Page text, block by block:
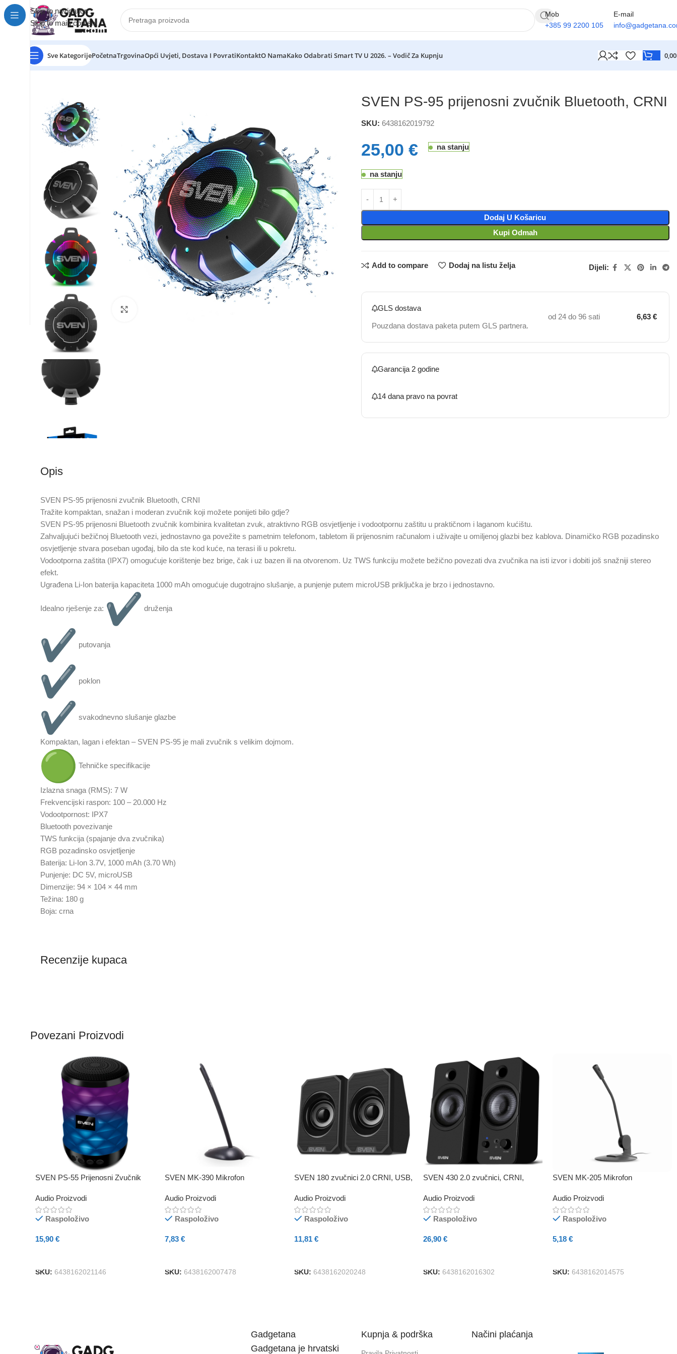
Skip to navigation
Skip to main content
Mob
+385 99 2200 105
E-mail
Sve KategorijePočetnaTrgovinaOpći Uvjeti, Dostava I PovratiKontaktO NamaKako Odabrati Smart TV U 2026. – Vodič Za Kupnju
Početna Elektronika
SVEN PS-95 prijenosni zvučnik Bluetooth, CRNI
SKU: 6438162019792
25,00 € na stanju
na stanju
Dodaj U Košaricu
Kupi Odmah
Add to compare Dodaj na listu želja Dijeli:
GLS dostava
Pouzdana dostava paketa putem GLS partnera.
od 24 do 96 sati 6,63 €
Garancija 2 godine
14 dana pravo na povrat
Opis
SVEN PS-95 prijenosni zvučnik Bluetooth, CRNI
Tražite kompaktan, snažan i moderan zvučnik koji možete ponijeti bilo gdje?
SVEN PS-95 prijenosni Bluetooth zvučnik kombinira kvalitetan zvuk, atraktivno RGB osvjetljenje i vodootpornu zaštitu u praktičnom i laganom kućištu.
Zahvaljujući bežičnoj Bluetooth vezi, jednostavno ga povežite s pametnim telefonom, tabletom ili prijenosnim računalom i uživajte u omiljenoj glazbi bez kablova. Dinamičko RGB pozadinsko
osvjetljenje stvara poseban ugođaj, bilo da ste kod kuće, na terasi ili u pokretu.
Vodootporna zaštita (IPX7) omogućuje korištenje bez brige, čak i uz bazen ili na otvorenom. Uz TWS funkciju možete bežično povezati dva zvučnika na isti izvor i dobiti još snažniji stereo
efekt.
Ugrađena Li-Ion baterija kapaciteta 1000 mAh omogućuje dugotrajno slušanje, a punjenje putem microUSB priključka je brzo i jednostavno.
Idealno rješenje za: druženja
putovanja
poklon
svakodnevno slušanje glazbe
Kompaktan, lagan i efektan – SVEN PS-95 je mali zvučnik s velikim dojmom.
Tehničke specifikacije
Izlazna snaga (RMS): 7 W
Frekvencijski raspon: 100 – 20.000 Hz
Vodootpornost: IPX7
Bluetooth povezivanje
TWS funkcija (spajanje dva zvučnika)
RGB pozadinsko osvjetljenje
Baterija: Li-Ion 3.7V, 1000 mAh (3.70 Wh)
Punjenje: DC 5V, microUSB
Dimenzije: 94 × 104 × 44 mm
Težina: 180 g
Boja: crna
Recenzije kupaca
Povezani Proizvodi
SVEN PS-55 Prijenosni Zvučnik
Audio Proizvodi
Raspoloživo
15,90 €
SKU: 6438162021146
SVEN MK-390 Mikrofon
Audio Proizvodi
Raspoloživo
7,83 €
SKU: 6438162007478
SVEN 180 zvučnici 2.0 CRNI, USB,
Audio Proizvodi
Raspoloživo
11,81 €
SKU: 6438162020248
SVEN 430 2.0 zvučnici, CRNI,
Audio Proizvodi
Raspoloživo
26,90€
SKU:6438162016302
SVEN MK-205 Mikrofon
Audio Proizvodi
Raspoloživo
5,18€
SKU:6438162014575
Gadgetana
Gadgetana je hrvatski
Kupnja & podrška Načini plaćanja